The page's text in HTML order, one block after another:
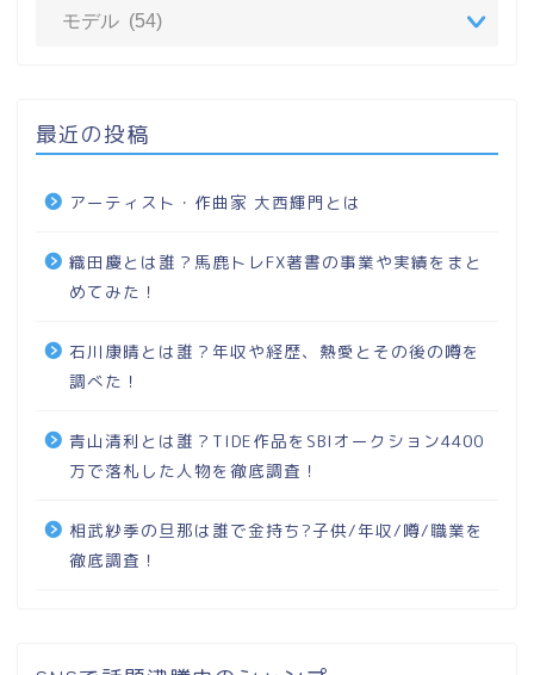
最近の投稿
アーティスト・作曲家 大西輝門とは
織田慶とは誰？馬鹿トレFX著書の事業や実績をまと
めてみた！
石川康晴とは誰？年収や経歴、熱愛とその後の噂を
調べた！
青山清利とは誰？TIDE作品をSBIオークション4400
万で落札した人物を徹底調査！
相武紗季の旦那は誰で金持ち?子供/年収/噂/職業を
徹底調査！